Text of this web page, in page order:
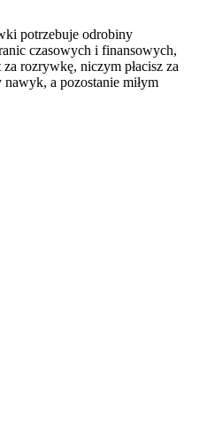
potrzebuje odrobiny
czasowych i finansowych,
rozrywkę, niczym płacisz za
a pozostanie miłym